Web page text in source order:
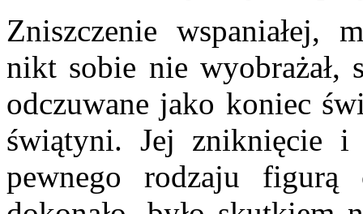
Zniszczenie wspaniałej,
nikt sobie nie wyobrażał,
odczuwane jako koniec
świątyni. Jej zniknięcie i
pewnego rodzaju figurą